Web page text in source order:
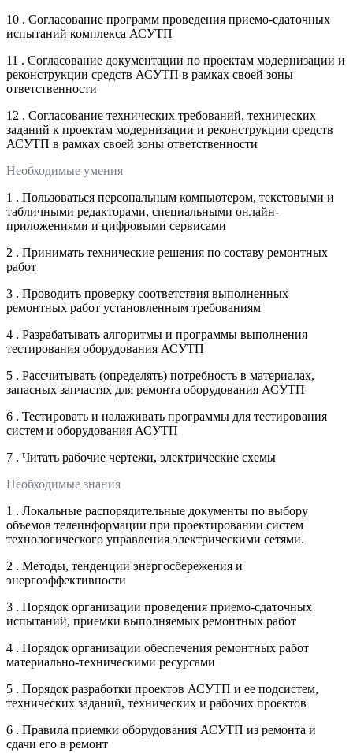
10 . Согласование программ проведения приемо-сдаточных
испытаний комплекса АСУТП
11 . Согласование документации по проектам модернизации и
реконструкции средств АСУТП в рамках своей зоны
ответственности
12 . Согласование технических требований, технических
заданий к проектам модернизации и реконструкции средств
АСУТП в рамках своей зоны ответственности
Необходимые умения
1 . Пользоваться персональным компьютером, текстовыми и
табличными редакторами, специальными онлайн-
приложениями и цифровыми сервисами
2 . Принимать технические решения по составу ремонтных
работ
3 . Проводить проверку соответствия выполненных
ремонтных работ установленным требованиям
4 . Разрабатывать алгоритмы и программы выполнения
тестирования оборудования АСУТП
5 . Рассчитывать (определять) потребность в материалах,
запасных запчастях для ремонта оборудования АСУТП
6 . Тестировать и налаживать программы для тестирования
систем и оборудования АСУТП
7 . Читать рабочие чертежи, электрические схемы
Необходимые знания
1 . Локальные распорядительные документы по выбору
объемов телеинформации при проектировании систем
технологического управления электрическими сетями.
2 . Методы, тенденции энергосбережения и
энергоэффективности
3 . Порядок организации проведения приемо-сдаточных
испытаний, приемки выполняемых ремонтных работ
4 . Порядок организации обеспечения ремонтных работ
материально-техническими ресурсами
5 . Порядок разработки проектов АСУТП и ее подсистем,
технических заданий, технических и рабочих проектов
6 . Правила приемки оборудования АСУТП из ремонта и
сдачи его в ремонт